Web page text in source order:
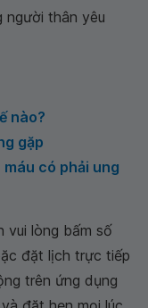
thân yêu
nào?
gặp
có phải ung
vui lòng bấm số
đặt lịch trực tiếp
trên ứng dụng